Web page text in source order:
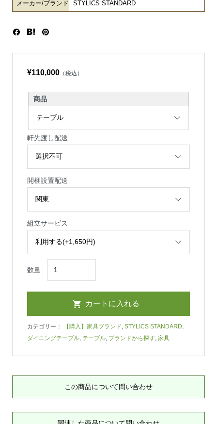
メーカー/ブランド STYLICS STANDARD
¥110,000（税込）
商品
軒先渡し配送
開梱設置配送
組立サービス
数量
カテゴリー： 【購入】家具ブランド, STYLICS STANDARD,
ダイニングテーブル, テーブル, ブランドから探す, 家具
この商品について問い合わせ